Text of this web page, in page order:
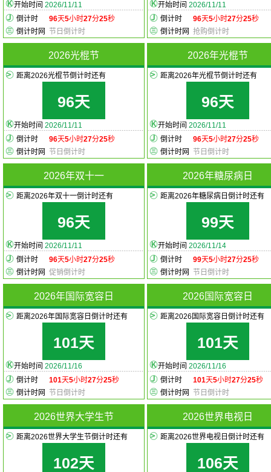
开始时间 2026/11/11
倒计时
96天5小时27分25秒
倒计时网
节日倒计时
开始时间 2026/11/11
倒计时
96天5小时27分25秒
倒计时网 抢购倒计时
2026光棍节
距离2026光棍节倒计时还有
96天
开始时间 2026/11/11
倒计时
96天5小时27分25秒
倒计时网
节日倒计时
2026年光棍节
距离2026年光棍节倒计时还有
96天
开始时间 2026/11/11
倒计时
96天5小时27分25秒
倒计时网
节日倒计时
2026年双十一
距离2026年双十一倒计时还有
96天
开始时间 2026/11/11
倒计时
96天5小时27分25秒
倒计时网 促销倒计时
2026年糖尿病日
距离2026年糖尿病日倒计时还有
99天
开始时间 2026/11/14
倒计时
99天5小时27分25秒
倒计时网
节日倒计时
2026年国际宽容日
距离2026年国际宽容日倒计时还有
101天
开始时间 2026/11/16
倒计时
101天5小时27分25秒
倒计时网
节日倒计时
2026国际宽容日
距离2026国际宽容日倒计时还有
101天
开始时间 2026/11/16
倒计时
101天5小时27分25秒
倒计时网
节日倒计时
2026世界大学生节
距离2026世界大学生节倒计时还有
102天
2026世界电视日
距离2026世界电视日倒计时还有
106天